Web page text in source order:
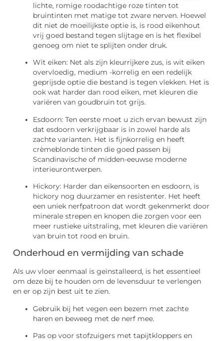
lichte, romige roodachtige roze tinten tot
bruintinten met matige tot zware nerven. Hoewel
dit niet de moeilijkste optie is, is rood eikenhout
vrij goed bestand tegen slijtage en is het flexibel
genoeg om niet te splijten onder druk.
Wit eiken: Net als zijn kleurrijkere zus, is wit eiken
overvloedig, medium -korrelig en een redelijk
geprijsde optie die bestand is tegen vlekken. Het is
ook wat harder dan rood eiken, met kleuren die
variëren van goudbruin tot grijs.
Esdoorn: Ten eerste moet u zich ervan bewust zijn
dat esdoorn verkrijgbaar is in zowel harde als
zachte varianten. Het is fijnkorrelig en heeft
crèmeblonde tinten die goed passen bij
Scandinavische of midden-eeuwse moderne
interieurontwerpen.
Hickory: Harder dan eikensoorten en esdoorn, is
hickory nog duurzamer en resistenter. Het heeft
een uniek nerfpatroon dat wordt gekenmerkt door
minerale strepen en knopen die zorgen voor een
meer rustieke uitstraling, met kleuren die variëren
van bruin tot rood en bruin.
Onderhoud en vermijding van schade
Als uw vloer eenmaal is geïnstalleerd, is het essentieel
om deze bij te houden om de levensduur te verlengen
en er op zijn best uit te zien.
Gebruik bij het vegen een bezem met zachte
haren en beweeg met de nerf mee.
Pas op voor stofzuigers met tapijtkloppers en